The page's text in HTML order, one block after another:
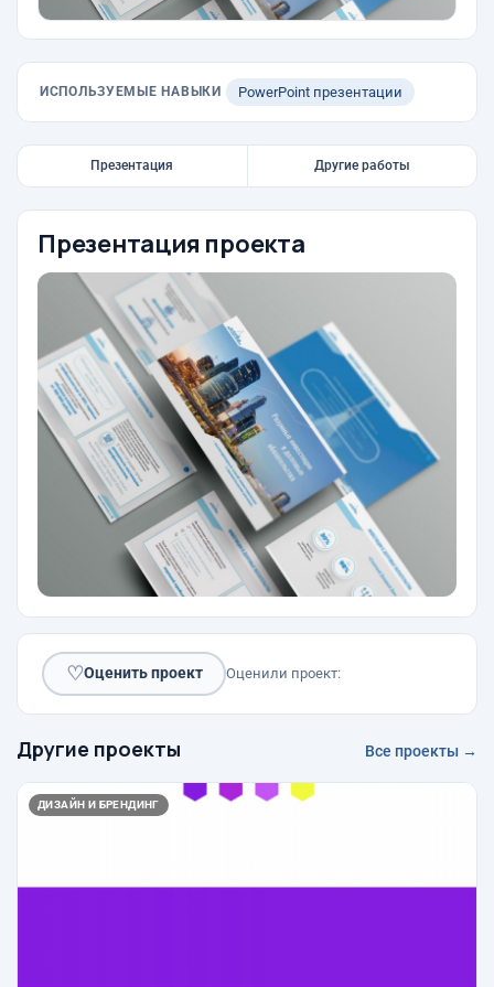
ИСПОЛЬЗУЕМЫЕ НАВЫКИ PowerPoint презентации
Презентация Другие работы
Презентация проекта
♡Оценить проект Оценили проект:
Другие проекты Все проекты →
ДИЗАЙН И БРЕНДИНГ